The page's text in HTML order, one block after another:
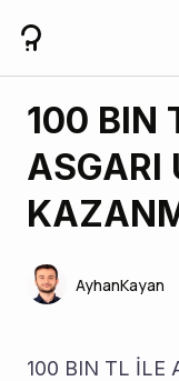
100 BIN
ASGARI
AyhanKayan
100 BIN TL İLE